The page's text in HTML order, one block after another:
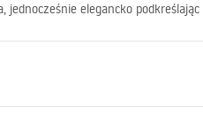
jednocześnie elegancko